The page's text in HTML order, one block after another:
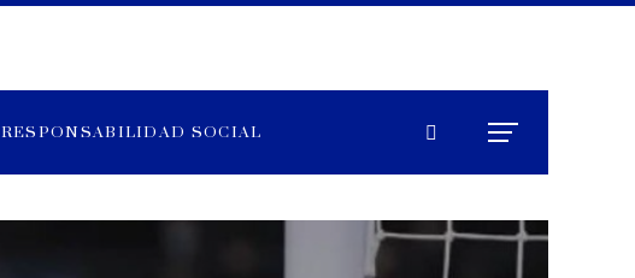
RESPONSABILIDAD SOCIAL